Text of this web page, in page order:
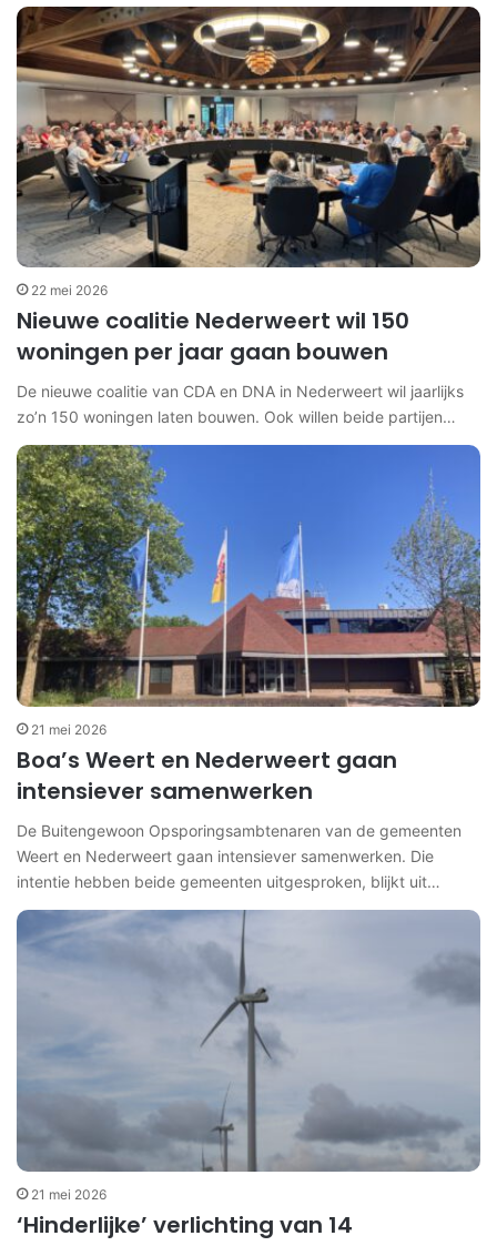
22 mei 2026
Nieuwe coalitie Nederweert wil 150
woningen per jaar gaan bouwen
De nieuwe coalitie van CDA en DNA in Nederweert wil jaarlijks
zo’n 150 woningen laten bouwen. Ook willen beide partijen…
21 mei 2026
Boa’s Weert en Nederweert gaan
intensiever samenwerken
De Buitengewoon Opsporingsambtenaren van de gemeenten
Weert en Nederweert gaan intensiever samenwerken. Die
intentie hebben beide gemeenten uitgesproken, blijkt uit…
21 mei 2026
‘Hinderlijke’ verlichting van 14